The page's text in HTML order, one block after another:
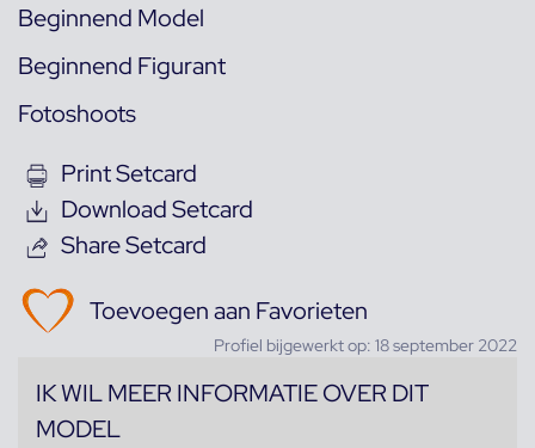
Beginnend Model
Beginnend Figurant
Fotoshoots
Print Setcard
Download Setcard
Share Setcard
Toevoegen aan Favorieten
Profiel bijgewerkt op: 18 september 2022
IK WIL MEER INFORMATIE OVER DIT
MODEL